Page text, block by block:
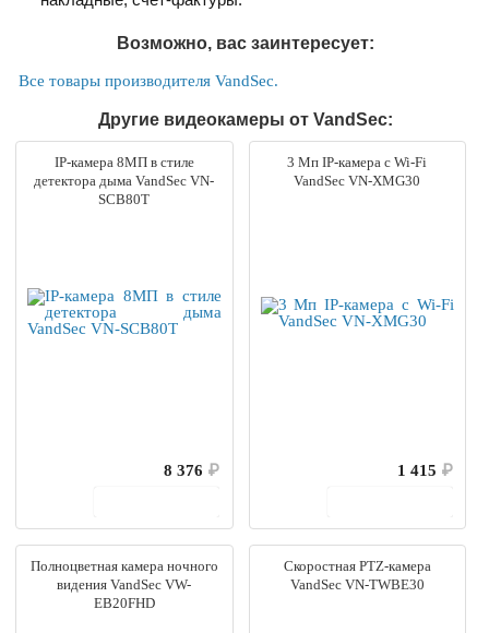
Возможно, вас заинтересует:
Все товары производителя VandSec.
Другие видеокамеры от VandSec:
IP-камера 8МП в стиле
детектора дыма VandSec VN-
SCB80T
8 376 ₽
3 Мп IP-камера c Wi-Fi
VandSec VN-XMG30
1 415 ₽
Полноцветная камера ночного
видения VandSec VW-
EB20FHD
Скоростная PTZ-камера
VandSec VN-TWBE30